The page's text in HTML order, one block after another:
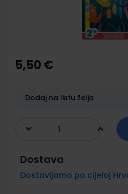
the
beginning
gallery
5,50 €
Dodaj na listu želja
Dostava
Dostavljamo po cijeloj